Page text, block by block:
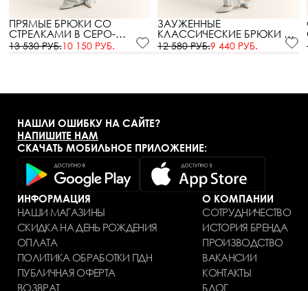
ПРЯМЫЕ БРЮКИ СО
СТРЕЛКАМИ В СЕРО-
ГОЛУБУЮ КЛЕТКУ
13 530 РУБ.10 150 РУБ.
ЗАУЖЕННЫЕ
КЛАССИЧЕСКИЕ БРЮКИ В
СЕРО-ГОЛУБУЮ КЛЕТКУ
12 580 РУБ.9 440 РУБ.
НАШЛИ ОШИБКУ НА САЙТЕ?
НАПИШИТЕ НАМ
СКАЧАТЬ МОБИЛЬНОЕ ПРИЛОЖЕНИЕ:
ИНФОРМАЦИЯ
НАШИ МАГАЗИНЫ
СКИДКА НА ДЕНЬ РОЖДЕНИЯ
ОПЛАТА
ПОЛИТИКА ОБРАБОТКИ ПДН
ПУБЛИЧНАЯ ОФЕРТА
ВОЗВРАТ
О КОМПАНИИ
СОТРУДНИЧЕСТВО
ИСТОРИЯ БРЕНДА
ПРОИЗВОДСТВО
ВАКАНСИИ
КОНТАКТЫ
БЛОГ